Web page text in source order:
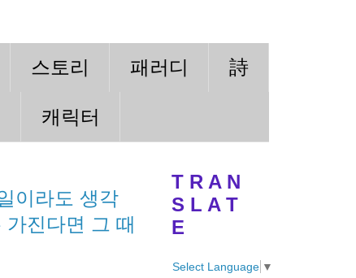
스토리 패러디 詩
캐릭터
이라도 생각
진다면 그 때
T R A N
S L A T
E
Select Language ▼